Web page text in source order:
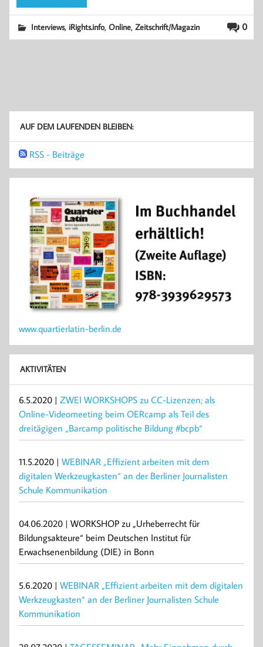
0
Interviews, iRights.info,Online,Zeitschrift/Magazin
AUF DEM LAUFENDEN BLEIBEN:
RSS - Beiträge
www.quartierlatin-berlin.de
AKTIVITÄTEN
6.5.2020 | ZWEI WORKSHOPS zu CC-Lizenzen; als
Online-Videomeeting beim OERcamp als Teil des
dreitägigen „Barcamp politische Bildung #bcpb“
11.5.2020 | WEBINAR „Effizient arbeiten mit dem
digitalen Werkzeugkasten“ an der Berliner Journalisten
Schule Kommunikation
04.06.2020 | WORKSHOP zu „Urheberrecht für
Bildungsakteure“ beim Deutschen Institut für
Erwachsenenbildung (DIE) in Bonn
5.6.2020 | WEBINAR „Effizient arbeiten mit dem digitalen
Werkzeugkasten“ an der Berliner Journalisten Schule
Kommunikation